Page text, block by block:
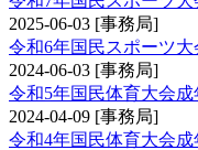
2025-06-03 [事務局]
令和6年国民スポーツ
2024-06-03 [事務局]
令和5年国民体育大会
2024-04-09 [事務局]
令和4年国民体育大会